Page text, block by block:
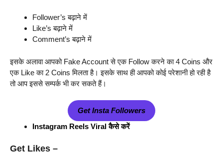
Follower’s बढ़ाने में
Like’s बढ़ाने में
Comment’s बढ़ाने में
इसके अलावा आपको Fake Account से एक Follow करने का 4 Coins और
एक Like का 2 Coins मिलता है। इसके साथ ही आपको कोई परेशानी हो रही है
तो आप इससे सम्पर्क भी कर सकते हैं।
GetInsta Followers
Instagram Reels Viral कैसे करें
Get Likes –